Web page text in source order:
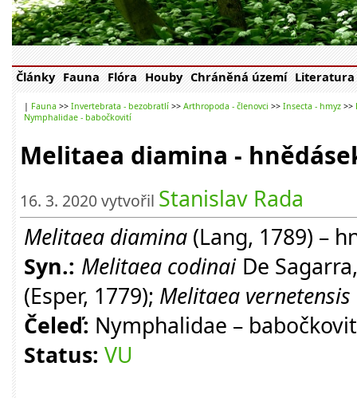
Články Fauna Flóra Houby Chráněná území Literatura
| Fauna >> Invertebrata - bezobratlí >> Arthropoda - členovci >> Insecta - hmyz >>
Nymphalidae - babočkovití
Melitaea diamina -
16. 3. 2020 vytvořil Stanislav Rada
Melitaea diamina (Lang, 1789) –
Syn.: Melitaea codinaiDe
(Esper, 1779); Melitaea vernetensis
Čeleď: Nymphalidae –
Status: VU